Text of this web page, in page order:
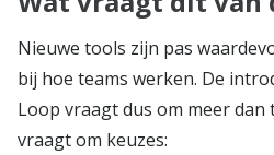
Nieuwe tools zijn pas
bij hoe teams werken. De
Loop vraagt dus om meer dan
vraagt om keuzes: